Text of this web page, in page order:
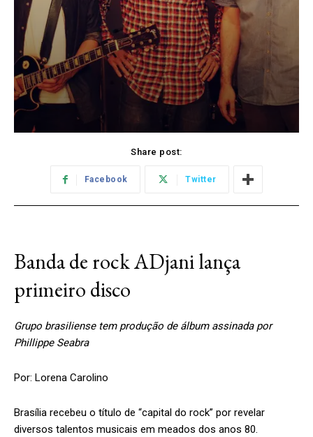
Share post:
Facebook Twitter
Banda de rock ADjani lança
primeiro disco
Grupo brasiliense tem produção de álbum assinada por
Phillippe Seabra
Por: Lorena Carolino
Brasília recebeu o título de “capital do rock” por revelar
diversos talentos musicais em meados dos anos 80.